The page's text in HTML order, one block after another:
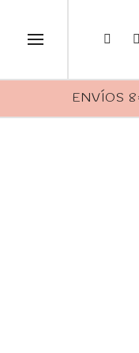
ENVÍOS